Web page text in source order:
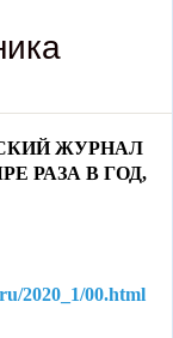
ЖУРНАЛ
РАЗА В ГОД,
2020_1/00.html